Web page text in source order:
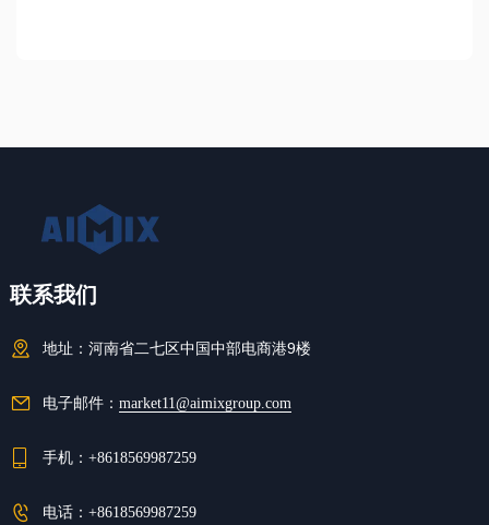
联系我们
地址： 河南省二七区中国中部电商港9楼
电子邮件： market11@aimixgroup.com
手机： +8618569987259
电话： +8618569987259